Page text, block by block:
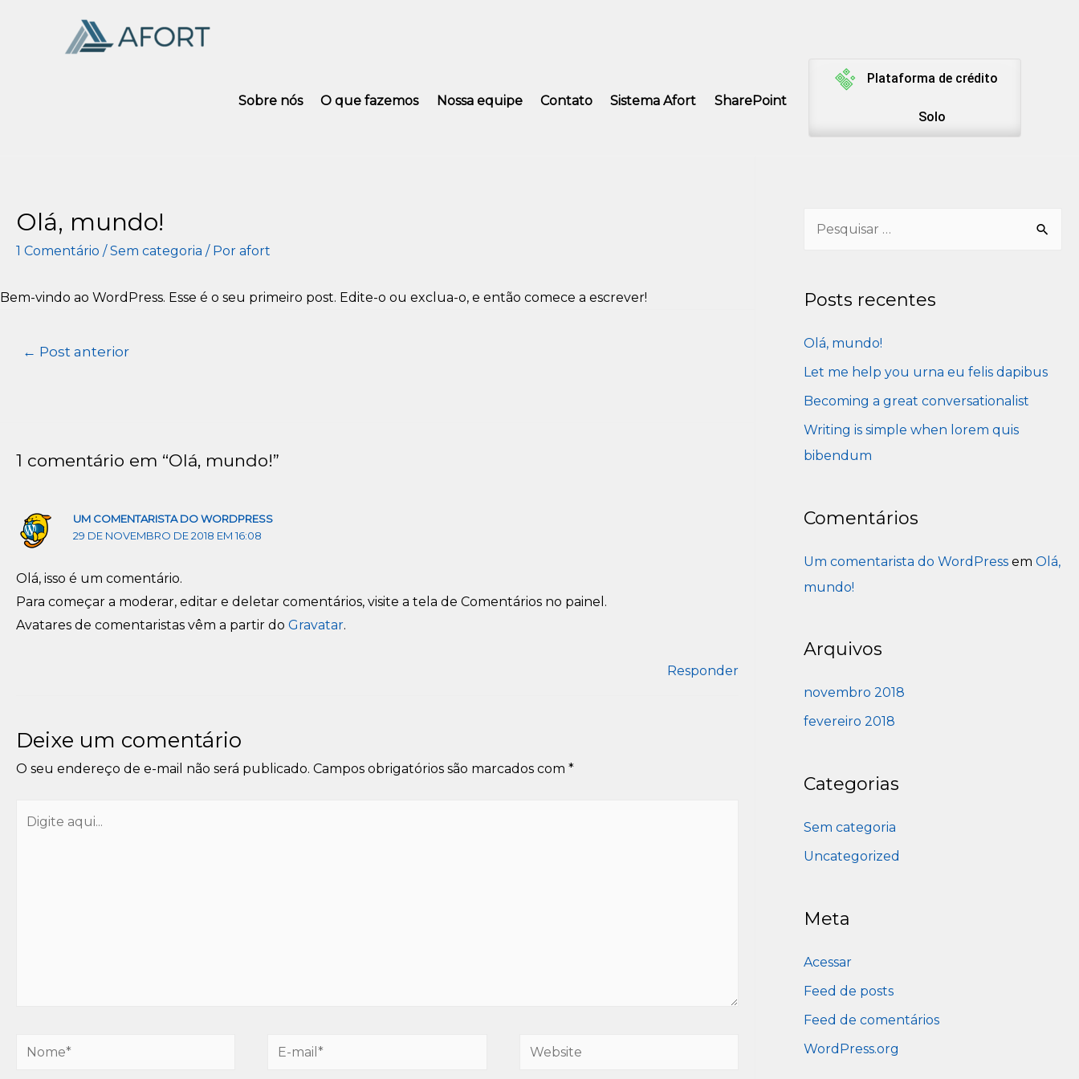
Sobre nós O que fazemos Nossa equipe Contato Sistema Afort SharePoint
Plataforma de crédito
Solo
Olá, mundo!
1 Comentário /Sem categoria / Por afort
Bem-vindo ao WordPress. Esse é o seu primeiro post. Edite-o ou exclua-o, e então comece a escrever!
Navegação
← Post anterior
1 comentário em “Olá, mundo!”
UM COMENTARISTA DO WORDPRESS
29 DE NOVEMBRO DE 2018 EM 16:08
Olá, isso é um comentário.
Para começar a moderar, editar e deletar comentários, visite a tela de Comentários no painel.
Avatares de comentaristas vêm a partir do Gravatar.
Responder
Deixe um comentário
O seu endereço de e-mail não será publicado. Campos obrigatórios são marcados com *
Nome*
E-
Website
r
h
f
o
r
:
Posts recentes
Olá, mundo!
Let me help you urna eu felis dapibus
Becoming a great conversationalist
Writing is simple when lorem quis
bibendum
Comentários
Um comentarista do WordPressem Olá,
mundo!
Arquivos
novembro 2018
fevereiro 2018
Categorias
Sem categoria
Uncategorized
Meta
Acessar
Feed de posts
Feed de comentários
WordPress.org